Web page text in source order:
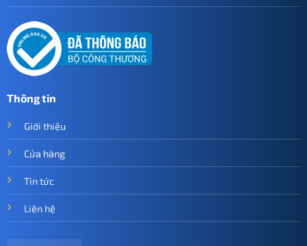
Thông tin
Giới thiệu
Cửa hàng
Tin tức
Liên hệ